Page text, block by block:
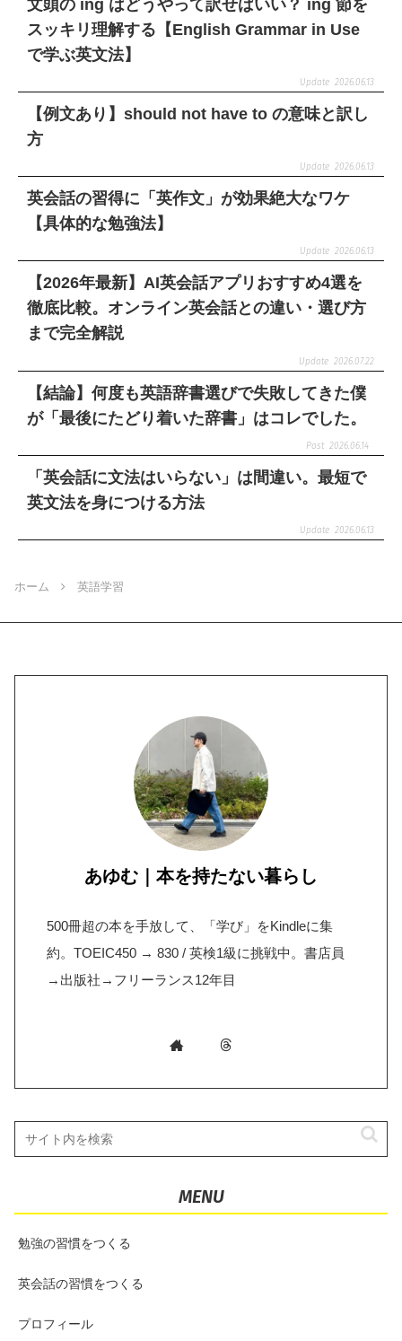
文頭の ing はどうやって訳せばいい？ ing 節を
スッキリ理解する【English Grammar in Use
で学ぶ英文法】
2026.06.13
【例文あり】should not have to の意味と訳し
方
2026.06.13
英会話の習得に「英作文」が効果絶大なワケ
【具体的な勉強法】
2026.06.13
【2026年最新】AI英会話アプリおすすめ4選を
徹底比較。オンライン英会話との違い・選び方
まで完全解説
2026.07.22
【結論】何度も英語辞書選びで失敗してきた僕
が「最後にたどり着いた辞書」はコレでした。
2026.06.14
「英会話に文法はいらない」は間違い。最短で
英文法を身につける方法
2026.06.13
ホーム 英語学習
あゆむ｜本を持たない暮らし
500冊超の本を手放して、「学び」をKindleに集
約。TOEIC450 → 830 / 英検1級に挑戦中。書店員
→出版社→フリーランス12年目
MENU
勉強の習慣をつくる
英会話の習慣をつくる
プロフィール